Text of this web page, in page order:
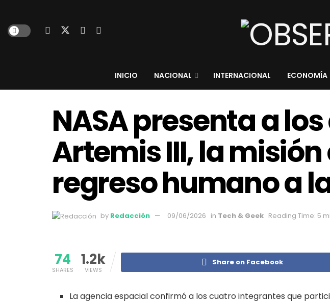
INICIO NACIONAL INTERNACIONAL ECONOMÍA
NASA presenta a
Artemis III, la
regreso humano a
by Redacción 09/06/2026 in Tech & Geek Reading Time: 5
74
SHARES
1.2k
VIEWS
Share on Facebook
La agencia espacial confirmó a los cuatro integrantes que